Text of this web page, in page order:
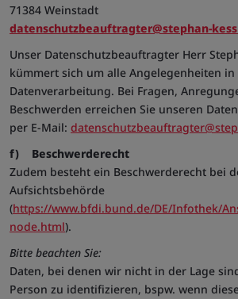
71384 Weinstadt
datenschutzbeauftragter@stephan-
Unser Datenschutzbeauftragter Herr
kümmert sich um alle Angelegenheiten
Datenverarbeitung. Bei Fragen,
Beschwerden erreichen Sie unseren
per E-Mail:
f) Beschwerderecht
Zudem besteht ein Beschwerderecht bei
Aufsichtsbehörde
(https://www.bfdi.bund.de/DE/Infothek/
node.html).
Bitte beachten Sie:
Daten, bei denen wir nicht in der Lage
Person zu identifizieren, bspw. wenn